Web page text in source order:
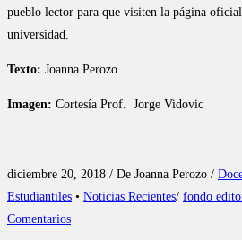
pueblo lector para que visiten la página
universidad.
Texto: Joanna Perozo
Imagen: Cortesía Prof. Jorge Vidovic
diciembre 20, 2018 / De Joanna Perozo /
Estudiantiles • Noticias Recientes/ fondo
Comentarios